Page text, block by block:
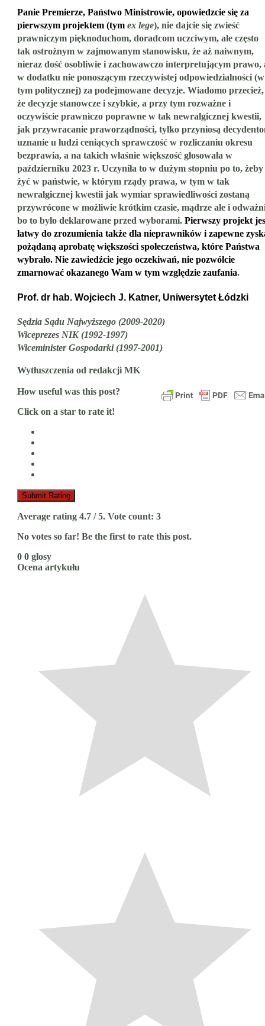
Panie Premierze, Państwo Ministrowie, opowiedzcie się za
pierwszym projektem (tym ex lege), nie dajcie się zwieść
prawniczym pięknoduchom, doradcom uczciwym, ale często
tak ostrożnym w zajmowanym stanowisku, że aż naiwnym,
nieraz dość osobliwie i zachowawczo interpretującym prawo,
w dodatku nie ponoszącym rzeczywistej odpowiedzialności (w
tym politycznej) za podejmowane decyzje. Wiadomo przecież,
że decyzje stanowcze i szybkie, a przy tym rozważne i
oczywiście prawniczo poprawne w tak newralgicznej kwestii,
jak przywracanie praworządności, tylko przyniosą
uznanie u ludzi ceniących sprawczość w rozliczaniu okresu
bezprawia, a na takich właśnie większość głosowała w
październiku 2023 r. Uczyniła to w dużym stopniu po to, żeby
żyć w państwie, w którym rządy prawa, w tym w tak
newralgicznej kwestii jak wymiar sprawiedliwości zostaną
przywrócone w możliwie krótkim czasie, mądrze ale i
bo to było deklarowane przed wyborami. Pierwszy projekt
łatwy do zrozumienia także dla nieprawników i zapewne
pożądaną aprobatę większości społeczeństwa, które Państwa
wybrało. Nie zawiedźcie jego oczekiwań, nie pozwólcie
zmarnować okazanego Wam w tym względzie zaufania.
Prof. dr hab. Wojciech J. Katner, Uniwersytet Łódzki
Sędzia Sądu Najwyższego (2009-2020)
Wiceprezes NIK (1992-1997)
Wiceminister Gospodarki (1997-2001)
Wytłuszczenia od redakcji MK
How useful was this post?
Click on a star to rate it!
Submit Rating
Average rating 4.7 / 5. Vote count: 3
No votes so far! Be the first to rate this post.
0 0 głosy
Ocena artykułu